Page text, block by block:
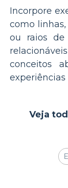
Incorpore
como
ou raios de
conceitos
experiências
Veja